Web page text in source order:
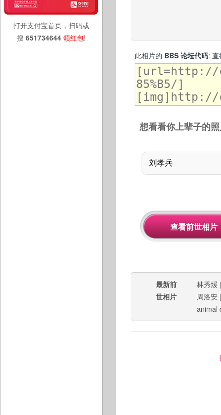
打开支付宝首页，扫码或
搜 651734644 领红包!
此相片的 BBS 论坛代码: 直
想看看你上辈子的
最新前
世相片
林秀煖
周洛安
animal